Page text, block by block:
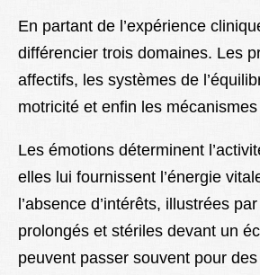
En partant de l’expérience
différencier trois domaines. Les
affectifs, les systèmes de
motricité et enfin les mécanismes
Les émotions déterminent
elles lui fournissent l’énergie
l’absence d’intérêts, illustrées
prolongés et stériles devant un
peuvent passer souvent pour